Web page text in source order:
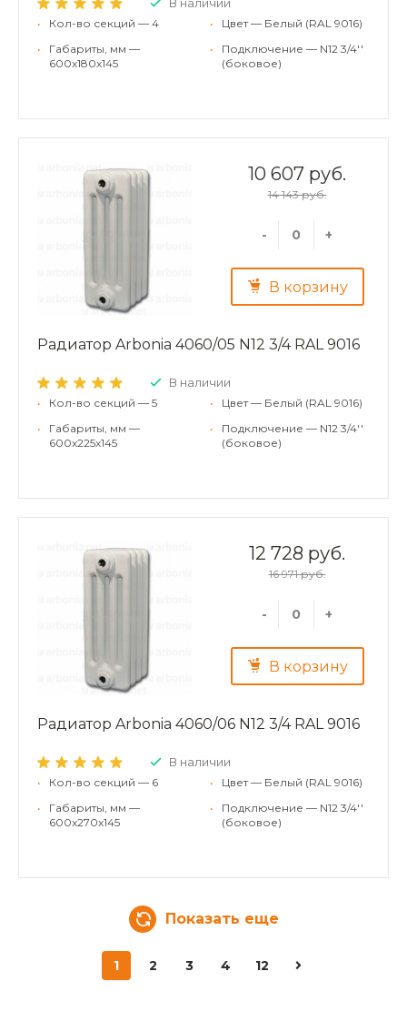
•
Кол-во секций — 4
•
Габариты, мм —
600x180x145
•
Цвет — Белый (RAL 9016)
•
Подключение — N12 3/4''
(боковое)
10 607 руб.
14 143 руб.
- +
В корзину
Радиатор Arbonia 4060/05 N12 3/4 RAL 9016
В наличии
•
Кол-во секций — 5
•
Габариты, мм —
600x225x145
•
Цвет — Белый (RAL 9016)
•
Подключение — N12 3/4''
(боковое)
12 728 руб.
16 971 руб.
- +
В корзину
Радиатор Arbonia 4060/06 N12 3/4 RAL 9016
В наличии
•
Кол-во секций — 6
•
Габариты, мм —
600x270x145
•
Цвет — Белый (RAL 9016)
•
Подключение — N12 3/4''
(боковое)
Показать еще
1 2 3 4 12